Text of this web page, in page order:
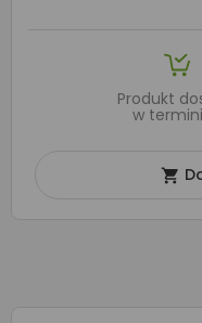
Produkt
w
